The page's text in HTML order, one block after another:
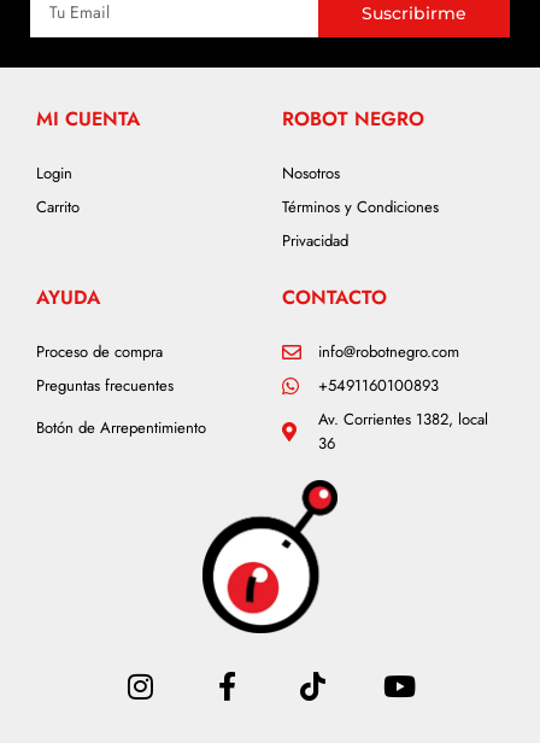
Suscribirme
MI CUENTA
Login
Carrito
ROBOT NEGRO
Nosotros
Términos y Condiciones
Privacidad
AYUDA
Proceso de compra
Preguntas frecuentes
Botón de Arrepentimiento
CONTACTO
info@robotnegro.com
+5491160100893
Av. Corrientes 1382, local
36